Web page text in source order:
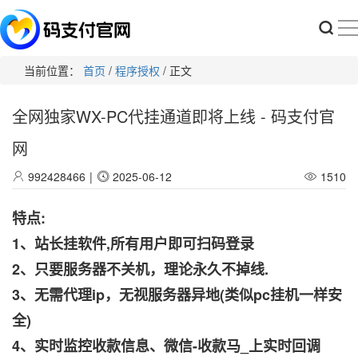
当前位置： 首页 / 程序授权 / 正文
全网独家WX-PC代挂通道即将上线 - 码支付官
网
992428466 | 2025-06-12 1510
特点:
1、站长挂软件,所有用户即可扫码登录
2、只要服务器不关机，理论永久不掉线.
3、无需代理ip，无视服务器异地(类似pc挂机一样安
全)
4、实时监控收款信息、微信-收款马_上实时回调